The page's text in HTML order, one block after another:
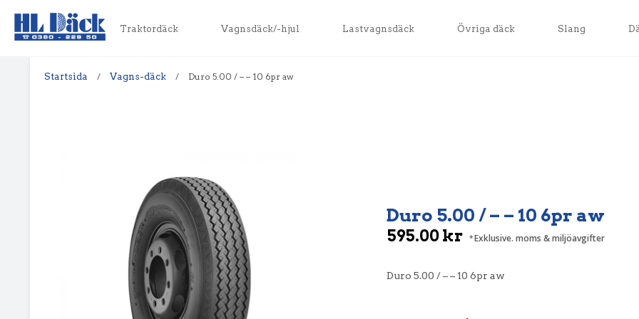
Traktordäck Vagnsdäck/-hjul Lastvagnsdäck Övriga däck Slang
Startsida / Vagns-däck / Duro 5.00 / – – 10 6pr aw
Duro 5.00 / – – 10 6pr aw
595.00kr Exklusive. moms & miljöavgifter
Duro 5.00 / – – 10 6pr aw